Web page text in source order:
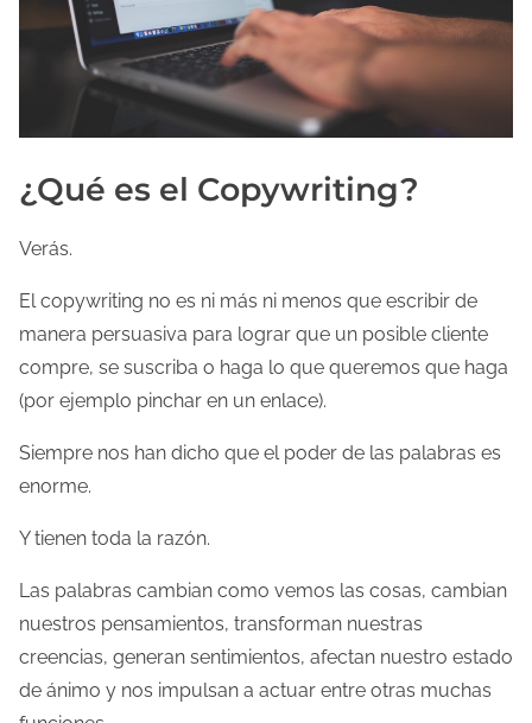
¿Qué es el Copywriting?
Verás.
El copywriting no es ni más ni menos que escribir de
manera persuasiva para lograr que un posible cliente
compre, se suscriba o haga lo que queremos que haga
(por ejemplo pinchar en un enlace).
Siempre nos han dicho que el poder de las palabras es
enorme.
Y tienen toda la razón.
Las palabras cambian como vemos las cosas, cambian
nuestros pensamientos, transforman nuestras
creencias, generan sentimientos, afectan nuestro estado
de ánimo y nos impulsan a actuar entre otras muchas